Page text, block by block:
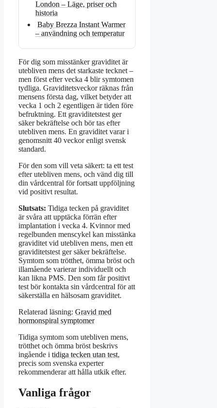
London – Läge, priser och
historia
Baby Brezza Instant Warmer
– användning och temperatur
För dig som misstänker graviditet är
utebliven mens det starkaste tecknet –
men först efter vecka 4 blir symtomen
tydliga. Graviditetsveckor räknas från
mensens första dag, vilket betyder att
vecka 1 och 2 egentligen är tiden före
befruktning. Ett graviditetstest ger
säker bekräftelse och bör tas efter
utebliven mens. En graviditet varar i
genomsnitt 40 veckor enligt svensk
standard.
För den som vill veta säkert: ta ett test
efter utebliven mens, och vänd dig till
din vårdcentral för fortsatt uppföljning
vid positivt resultat.
Slutsats: Tidiga tecken på graviditet
är svåra att upptäcka förrän efter
implantation i vecka 4. Kvinnor med
regelbunden menscykel kan misstänka
graviditet vid utebliven mens, men ett
graviditetstest ger säker bekräftelse.
Symtom som trötthet, ömma bröst och
illamående varierar individuellt och
kan likna PMS. Den som får positivt
test bör kontakta sin vårdcentral för att
säkerställa en hälsosam graviditet.
Relaterad läsning: Gravid med
hormonspiral symptomer
Tidiga symtom som utebliven mens,
trötthet och ömma bröst beskrivs
ingående i tidiga tecken utan test,
precis som svenska experter
rekommenderar att hålla utkik efter.
Vanliga frågor